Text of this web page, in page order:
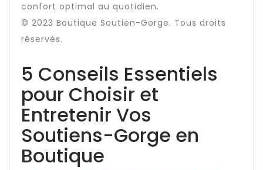
confort optimal au quotidien.
© 2023 Boutique Soutien-Gorge. Tous droits
réservés.
5 Conseils Essentiels
pour Choisir et
Entretenir Vos
Soutiens-Gorge en
Boutique